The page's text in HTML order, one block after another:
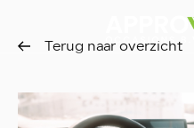
Terug naar overzicht